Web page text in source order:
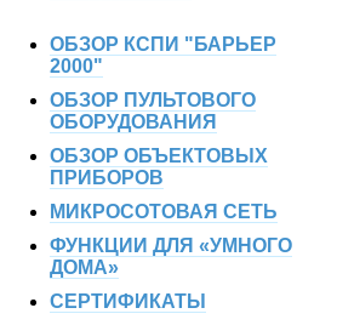
ОБЗОР КСПИ "БАРЬЕР
2000"
ОБЗОР ПУЛЬТОВОГО
ОБОРУДОВАНИЯ
ОБЗОР ОБЪЕКТОВЫХ
ПРИБОРОВ
МИКРОСОТОВАЯ СЕТЬ
ФУНКЦИИ ДЛЯ «УМНОГО
ДОМА»
СЕРТИФИКАТЫ